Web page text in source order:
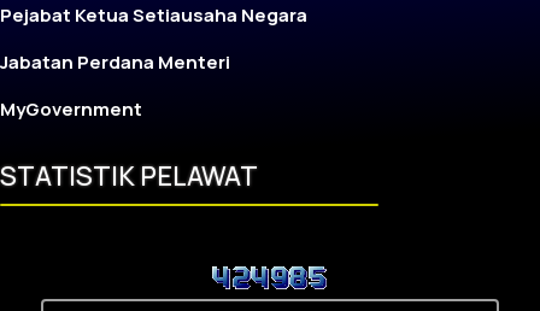
Pejabat Ketua Setiausaha Negara
Jabatan Perdana Menteri
MyGovernment
STATISTIK PELAWAT